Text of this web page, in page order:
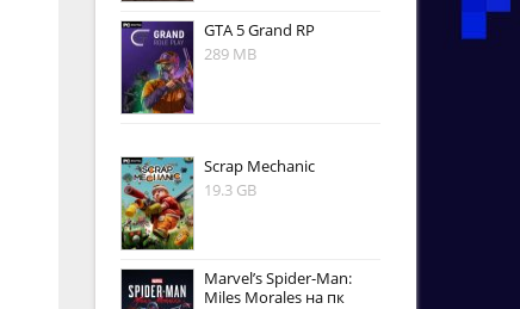
GTA 5 Grand RP
289 MB
Scrap Mechanic
19.3 GB
Marvel’s Spider-Man:
Miles Morales на пк